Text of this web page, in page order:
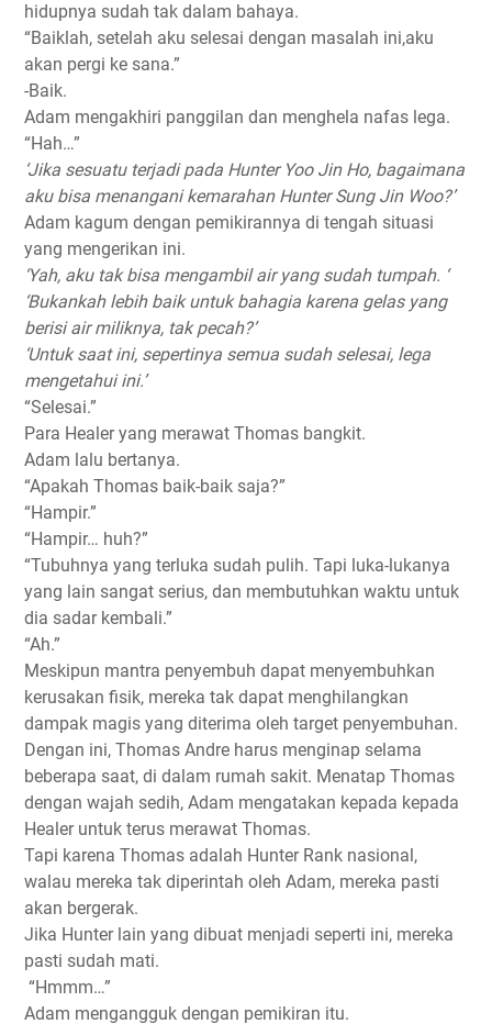
hidupnya sudah tak dalam bahaya.
“Baiklah, setelah aku selesai dengan masalah ini,aku
akan pergi ke sana.”
-Baik.
Adam mengakhiri panggilan dan menghela nafas lega.
“Hah…”
‘Jika sesuatu terjadi pada Hunter Yoo Jin Ho, bagaimana
aku bisa menangani kemarahan Hunter Sung Jin Woo?’
Adam kagum dengan pemikirannya di tengah situasi
yang mengerikan ini.
‘Yah, aku tak bisa mengambil air yang sudah tumpah. ‘
‘Bukankah lebih baik untuk bahagia karena gelas yang
berisi air miliknya, tak pecah?’
‘Untuk saat ini, sepertinya semua sudah selesai, lega
mengetahui ini.’
“Selesai.”
Para Healer yang merawat Thomas bangkit.
Adam lalu bertanya.
“Apakah Thomas baik-baik saja?”
“Hampir.”
“Hampir… huh?”
“Tubuhnya yang terluka sudah pulih. Tapi luka-lukanya
yang lain sangat serius, dan membutuhkan waktu untuk
dia sadar kembali.”
“Ah.”
Meskipun mantra penyembuh dapat menyembuhkan
kerusakan fisik, mereka tak dapat menghilangkan
dampak magis yang diterima oleh target penyembuhan.
Dengan ini, Thomas Andre harus menginap selama
beberapa saat, di dalam rumah sakit. Menatap Thomas
dengan wajah sedih, Adam mengatakan kepada kepada
Healer untuk terus merawat Thomas.
Tapi karena Thomas adalah Hunter Rank nasional,
walau mereka tak diperintah oleh Adam, mereka pasti
akan bergerak.
Jika Hunter lain yang dibuat menjadi seperti ini, mereka
pasti sudah mati.
“Hmmm…”
Adam mengangguk dengan pemikiran itu.